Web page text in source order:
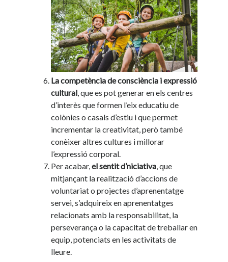
La competència de consciència i expressió
cultural, que es pot generar en els centres
d’interès que formen l’eix educatiu de
colònies o casals d’estiu i que permet
incrementar la creativitat, però també
conèixer altres cultures i millorar
l’expressió corporal.
Per acabar,el sentit d’niciativa, que
mitjançant la realització d’accions de
voluntariat o projectes d’aprenentatge
servei, s’adquireix en aprenentatges
relacionats amb la responsabilitat, la
perseverança o la capacitat de treballar en
equip, potenciats en les activitats de
lleure.